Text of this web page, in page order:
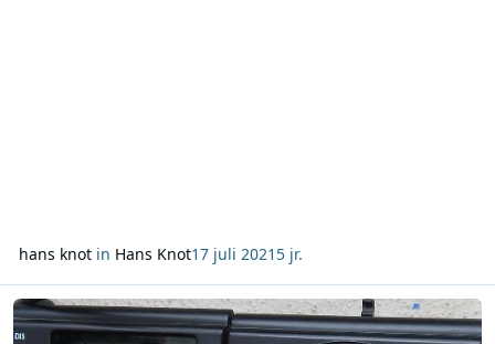
hans knotin Hans Knot17 juli 2021 5 jr.
Lees meer over Column Hans Knot: 3 juli 2021